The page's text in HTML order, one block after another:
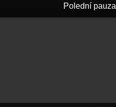
Polední